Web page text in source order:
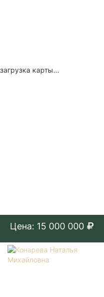
загрузка карты...
Цена: 15 000 000